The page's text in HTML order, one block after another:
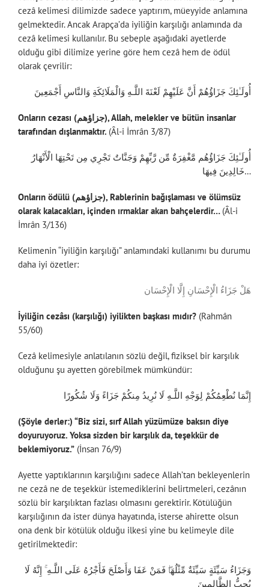
cezâ kelimesi dilimizde sadece yaptırım, müeyyide anlamına
gelmektedir. Ancak Arapça’da iyiliğin karşılığı anlamında da
cezâ kelimesi kullanılır. Bu sebeple aşağıdaki ayetlerde
olduğu gibi dilimize yerine göre hem cezâ hem de ödül
olarak çevrilir:
أُولَـٰئِكَ جَزَاؤُهُمْ أَنَّ عَلَيْهِمْ لَعْنَةَ اللَّـهِ وَالْمَلَائِكَةِ وَالنَّاسِ أَجْمَعِينَ
Onların cezası (جزاؤهم), Allah, melekler ve bütün insanlar
tarafından dışlanmaktır. (Âl-i İmrân 3/87)
أُولَـٰئِكَ جَزَاؤُهُم مَّغْفِرَةٌ مِّن رَّبِّهِمْ وَجَنَّاتٌ تَجْرِي مِن تَحْتِهَا الْأَنْهَارُ
خَالِدِينَ فِيهَا…
Onların ödülü (جزاؤهم), Rablerinin bağışlaması ve ölümsüz
olarak kalacakları, içinden ırmaklar akan bahçelerdir… (Âl-i
İmrân 3/136)
Kelimenin “iyiliğin karşılığı” anlamındaki kullanımı bu durumu
daha iyi özetler:
هَلْ جَزَاءُ الْإِحْسَانِ إِلَّا الْإِحْسَان
İyiliğin cezâsı (karşılığı) iyilikten başkası mıdır? (Rahmân
55/60)
Cezâ kelimesiyle anlatılanın sözlü değil, fiziksel bir karşılık
olduğunu şu ayetten görebilmek mümkündür:
إِنَّمَا نُطْعِمُكُمْ لِوَجْهِ اللَّـهِ لَا نُرِيدُ مِنكُمْ جَزَاءً وَلَا شُكُورًا
(Şöyle derler:) “Biz sizi, sırf Allah yüzümüze baksın diye
doyuruyoruz. Yoksa sizden bir karşılık da, teşekkür de
beklemiyoruz.” (İnsan 76/9)
Ayette yaptıklarının karşılığını sadece Allah’tan bekleyenlerin
ne cezâ ne de teşekkür istemediklerini belirtmeleri, cezânın
sözlü bir karşılıktan fazlası olmasını gerektirir. Kötülüğün
karşılığının da ister dünya hayatında, isterse ahirette olsun
ona denk bir kötülük olduğu ilkesi yine bu kelimeyle dile
getirilmektedir:
وَجَزَاءُ سَيِّئَةٍ سَيِّئَةٌ مِّثْلُهَاۖ فَمَنْ عَفَا وَأَصْلَحَ فَأَجْرُهُ عَلَى اللَّـهِ ۚ إِنَّهُ لَا
يُحِبُّ الظَّالِمِينَ